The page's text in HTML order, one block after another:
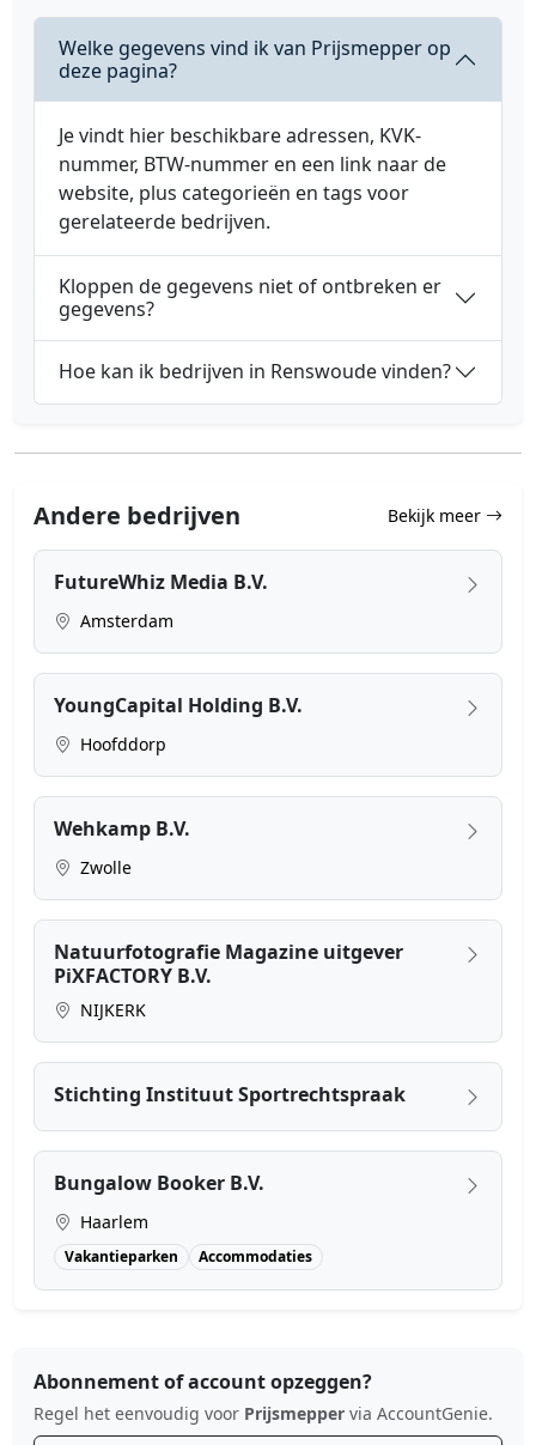
Welke gegevens vind ik van Prijsmepper op
deze pagina?
Je vindt hier beschikbare adressen, KVK-
nummer, BTW-nummer en een link naar de
website, plus categorieën en tags voor
gerelateerde bedrijven.
Kloppen de gegevens niet of ontbreken er
gegevens?
Hoe kan ik bedrijven in Renswoude vinden?
Andere bedrijven Bekijk meer
FutureWhiz Media B.V.
Amsterdam
YoungCapital Holding B.V.
Hoofddorp
Wehkamp B.V.
Zwolle
Natuurfotografie Magazine uitgever
PiXFACTORY B.V.
NIJKERK
Stichting Instituut Sportrechtspraak
Bungalow Booker B.V.
Haarlem
Vakantieparken Accommodaties
Abonnement of account opzeggen?
Regel het eenvoudig voor Prijsmepper via AccountGenie.